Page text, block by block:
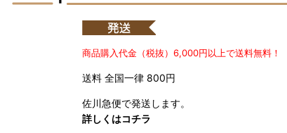
商品購入代金（税抜）6,000円以上で送料無料！
送料 全国一律 800円
佐川急便で発送します。
詳しくはコチラ